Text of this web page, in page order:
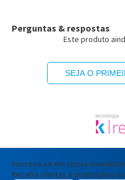
Perguntas & respostas
Este produto
SEJA O
Inscreva-se em nossa
Receba ofertas e promoções